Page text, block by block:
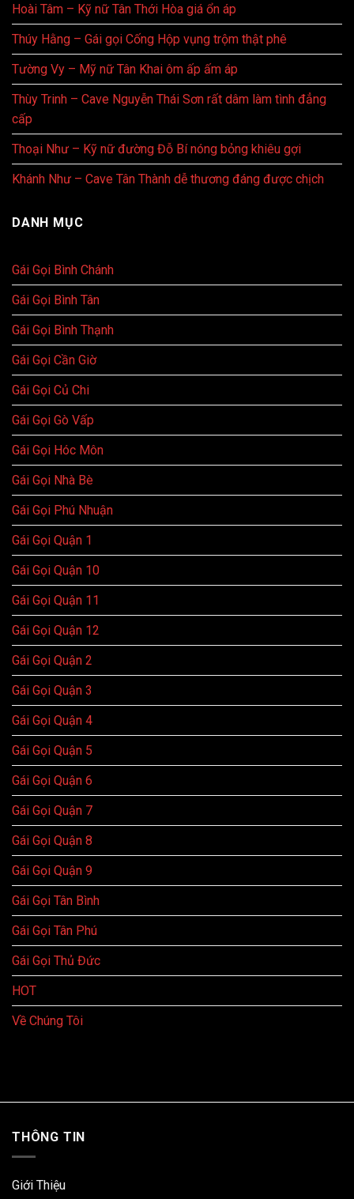
Hoài Tâm – Kỹ nữ Tân Thới Hòa giá ổn áp
Thúy Hằng – Gái gọi Cống Hộp vụng trộm thật phê
Tường Vy – Mỹ nữ Tân Khai ôm ấp ấm áp
Thùy Trinh – Cave Nguyễn Thái Sơn rất dâm làm tình đẳng
cấp
Thoại Như – Kỹ nữ đường Đỗ Bí nóng bỏng khiêu gợi
Khánh Như – Cave Tân Thành dễ thương đáng được chịch
DANH MỤC
Gái Gọi Bình Chánh
Gái Gọi Bình Tân
Gái Gọi Bình Thạnh
Gái Gọi Cần Giờ
Gái Gọi Củ Chi
Gái Gọi Gò Vấp
Gái Gọi Hóc Môn
Gái Gọi Nhà Bè
Gái Gọi Phú Nhuận
Gái Gọi Quận 1
Gái Gọi Quận 10
Gái Gọi Quận 11
Gái Gọi Quận 12
Gái Gọi Quận 2
Gái Gọi Quận 3
Gái Gọi Quận 4
Gái Gọi Quận 5
Gái Gọi Quận 6
Gái Gọi Quận 7
Gái Gọi Quận 8
Gái Gọi Quận 9
Gái Gọi Tân Bình
Gái Gọi Tân Phú
Gái Gọi Thủ Đức
HOT
Về Chúng Tôi
THÔNG TIN
Giới Thiệu